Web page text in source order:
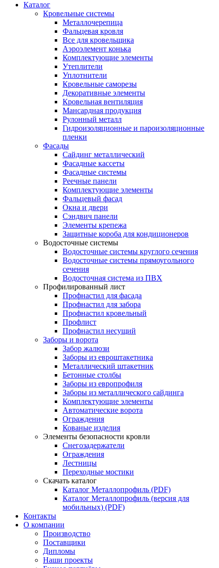
Каталог
Кровельные системы
Металлочерепица
Фальцевая кровля
Все для кровельщика
Аэроэлемент конька
Комплектующие элементы
Утеплители
Уплотнители
Кровельные саморезы
Декоративные элементы
Кровельная вентиляция
Мансардная продукция
Рулонный металл
Гидроизоляционные и пароизоляционные
пленки
Фасады
Сайдинг металлический
Фасадные кассеты
Фасадные системы
Реечные панели
Комплектующие элементы
Фальцевый фасад
Окна и двери
Сэндвич панели
Элементы крепежа
Защитные короба для кондиционеров
Водосточные системы
Водосточные системы круглого сечения
Водосточные системы прямоугольного
сечения
Водосточная система из ПВХ
Профилированный лист
Профнастил для фасада
Профнастил для забора
Профнастил кровельный
Профлист
Профнастил несущий
Заборы и ворота
Забор жалюзи
Заборы из евроштакетника
Металлический штакетник
Бетонные столбы
Заборы из европрофиля
Заборы из металлического сайдинга
Комплектующие элементы
Автоматические ворота
Ограждения
Кованые изделия
Элементы безопасности кровли
Снегозадержатели
Ограждения
Лестницы
Переходные мостики
Скачать каталог
Каталог Металлопрофиль (PDF)
Каталог Металлопрофиль (версия для
мобильных) (PDF)
Контакты
О компании
Производство
Поставщики
Дипломы
Наши проекты